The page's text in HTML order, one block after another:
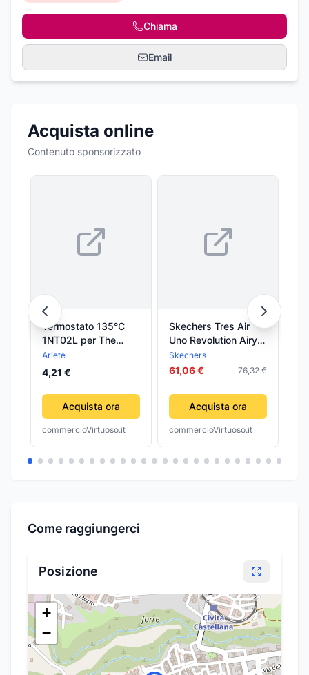
Chiama
Email
Acquista online
Contenuto sponsorizzato
Termostato 135°C
1NT02L per The
Best, Hollywood,
Fashion, Cafè
Florence, Elisir,
Capriccì,
Cremissimo, Chic
Ariete
4,21 €
Acquista ora
commercioVirtuoso.it
Skechers Tres Air
Uno Revolution Airy,
Sneaker Donna, Blu
Skechers
61,06 € 76,32 €
Acquista ora
commercioVirtuoso.it
Come raggiungerci
Posizione
+
−